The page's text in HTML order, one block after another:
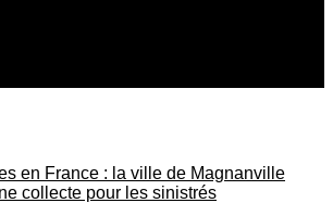
en France : la ville de Magnanville
collecte pour les sinistrés